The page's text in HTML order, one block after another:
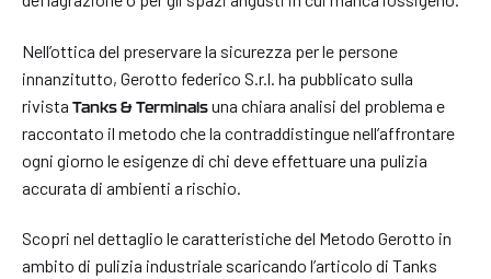
Nell’ottica del preservare la sicurezza per le persone
innanzitutto, Gerotto federico S.r.l. ha pubblicato sulla
rivista Tanks & Terminalsuna chiara analisi del problema e
raccontato il metodo che la contraddistingue nell’affrontare
ogni giorno le esigenze di chi deve effettuare una pulizia
accurata di ambienti a rischio.
Scopri nel dettaglio le caratteristiche del Metodo Gerotto in
ambito di pulizia industriale scaricando l’articolo di Tanks